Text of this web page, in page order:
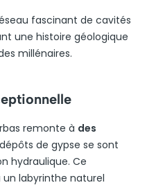
fascinant de cavités
une histoire géologique
millénaires.
remonte à des
de gypse se sont
hydraulique. Ce
un labyrinthe naturel